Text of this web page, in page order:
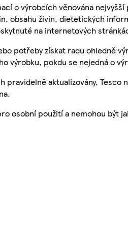
o výrobcích věnována
obsahu živin, dietetických
na internetových
potřeby získat radu ohledně
výrobku, pokdu se nejedná o
pravidelně aktualizovány,
osobní použití a nemohou být